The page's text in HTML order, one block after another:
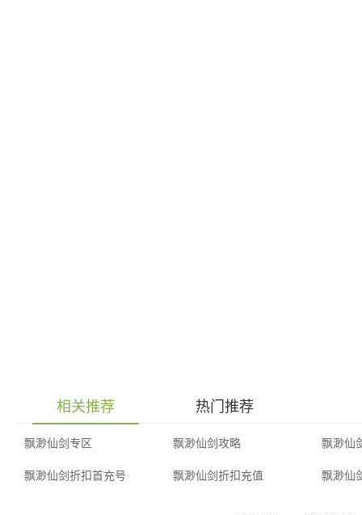
相关推荐 热门推荐
飘渺仙剑专区 飘渺仙剑攻略 飘渺仙
飘渺仙剑折扣首充号 飘渺仙剑折扣充值 飘渺仙